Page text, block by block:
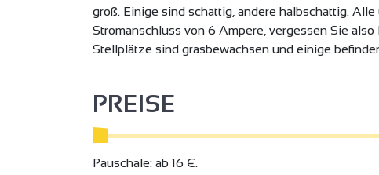
groß. Einige sind schattig, andere halbschattig.
Stromanschluss von 6 Ampere, vergessen Sie
Stellplätze sind grasbewachsen und einige
PREISE
Pauschale: ab 16 €.